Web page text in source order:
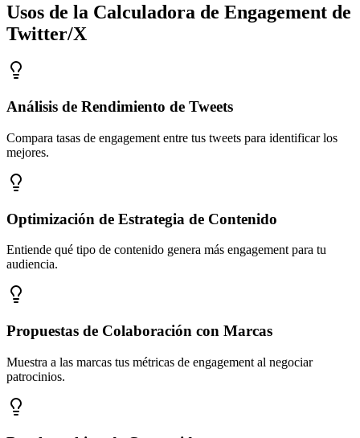
Usos de la Calculadora de Engagement de
Twitter/X
Análisis de Rendimiento de Tweets
Compara tasas de engagement entre tus tweets para identificar los
mejores.
Optimización de Estrategia de Contenido
Entiende qué tipo de contenido genera más engagement para tu
audiencia.
Propuestas de Colaboración con Marcas
Muestra a las marcas tus métricas de engagement al negociar
patrocinios.